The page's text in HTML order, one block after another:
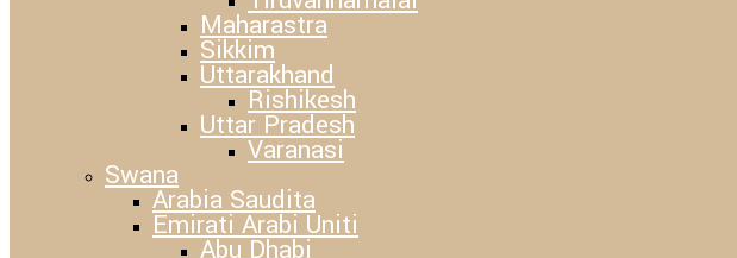
Maharastra
Sikkim
Uttarakhand
Rishikesh
Uttar Pradesh
Varanasi
Swana
Arabia Saudita
Emirati Arabi Uniti
Abu Dhabi